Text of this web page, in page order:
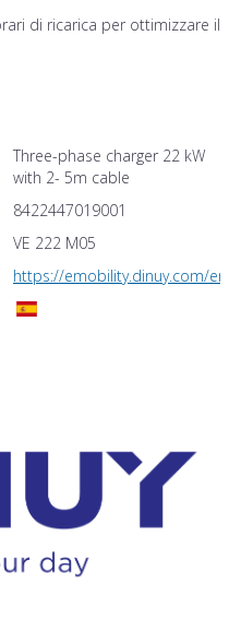
di ricarica per ottimizzare il
Three-phase charger 22 kW
with 2- 5m cable
8422447019001
VE 222 M05
https://emobility.dinuy.com/en/